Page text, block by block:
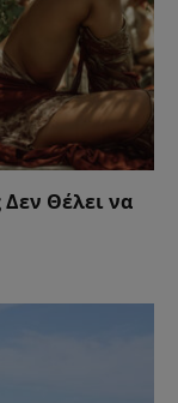
Θέλει να